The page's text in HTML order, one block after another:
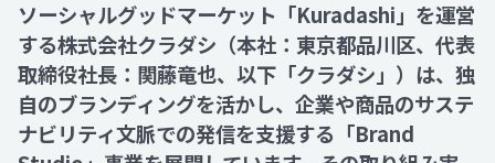
Recruit
Contact
ソーシャルグッドマーケット「Kuradashi」を運営
する株式会社クラダシ（本社：東京都品川区、代表
取締役社長：関藤竜也、以下「クラダシ」）は、独
自のブランディングを活かし、企業や商品のサステ
ナビリティ文脈での発信を支援する「Brand